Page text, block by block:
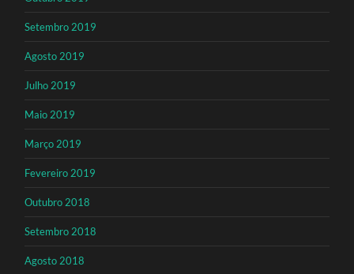
Setembro 2019
Agosto 2019
Julho 2019
Maio 2019
Março 2019
Fevereiro 2019
Outubro 2018
Setembro 2018
Agosto 2018